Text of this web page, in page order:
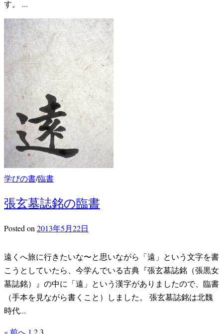
す。 ...
学びの書/臨書
張玄墓誌銘の臨書
Posted on 2013年5月22日
遠くへ旅に行きたいな〜と思いながら「遠」という文字を書
こうとしていたら、今学んでいる古典『張玄墓誌銘（張黒女
墓誌銘）』の中に「遠」という漢字がありましたので、臨書
（手本を見ながら書くこと）しました。 張玄墓誌銘は北魏
時代...
« 前へ 1 23